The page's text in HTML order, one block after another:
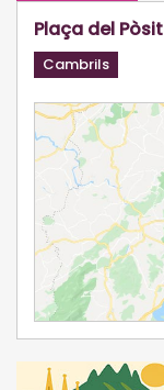
Plaça del Pòsit
Cambrils